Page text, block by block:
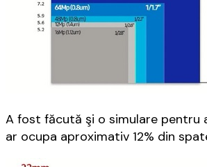
A fost făcută şi o simulare pentru
ar ocupa aproximativ 12% din